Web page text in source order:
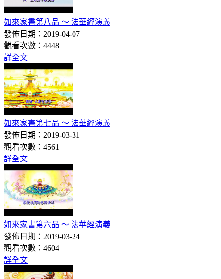
如來家書第八品 ～ 法華經演義
發佈日期：2019-04-07
觀看次數：4448
詳全文
如來家書第七品 ～ 法華經演義
發佈日期：2019-03-31
觀看次數：4561
詳全文
如來家書第六品 ～ 法華經演義
發佈日期：2019-03-24
觀看次數：4604
詳全文